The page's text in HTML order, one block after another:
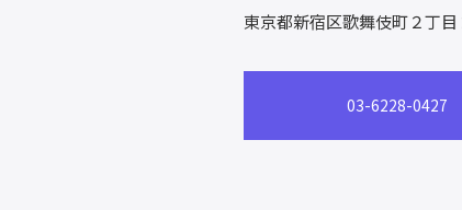
東京都新宿区歌舞伎町２丁目
03-6228-0427